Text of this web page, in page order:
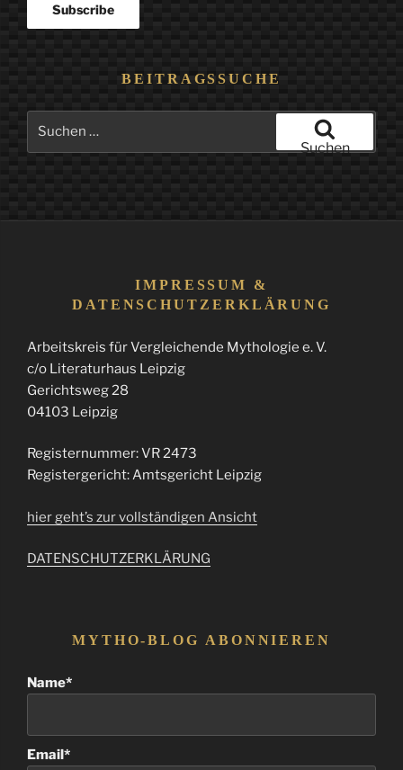
BEITRAGSSUCHE
Suchen
IMPRESSUM &
DATENSCHUTZERKLÄRUNG
Arbeitskreis für Vergleichende Mythologie e. V.
c/o Literaturhaus Leipzig
Gerichtsweg 28
04103 Leipzig
Registernummer: VR 2473
Registergericht: Amtsgericht Leipzig
hier geht’s zur vollständigen Ansicht
DATENSCHUTZERKLÄRUNG
MYTHO-BLOG ABONNIEREN
Name*
Email*